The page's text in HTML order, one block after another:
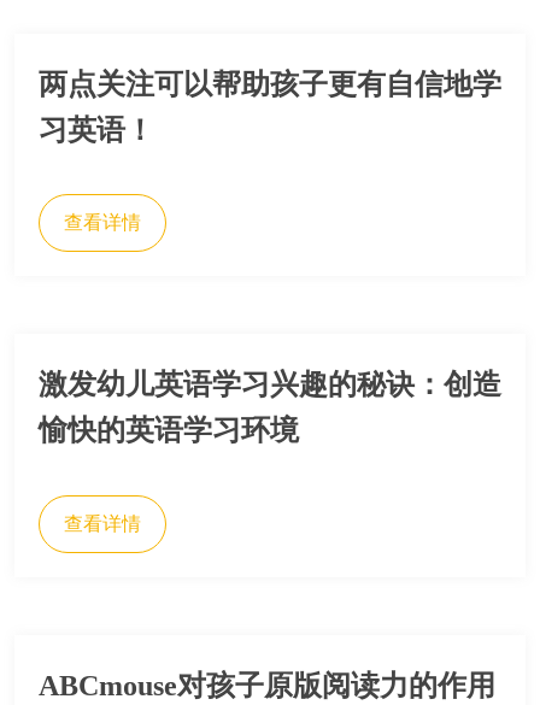
两点关注可以帮助孩子更有自信地学
习英语！
查看详情
激发幼儿英语学习兴趣的秘诀：创造
愉快的英语学习环境
查看详情
ABCmouse对孩子原版阅读力的作用